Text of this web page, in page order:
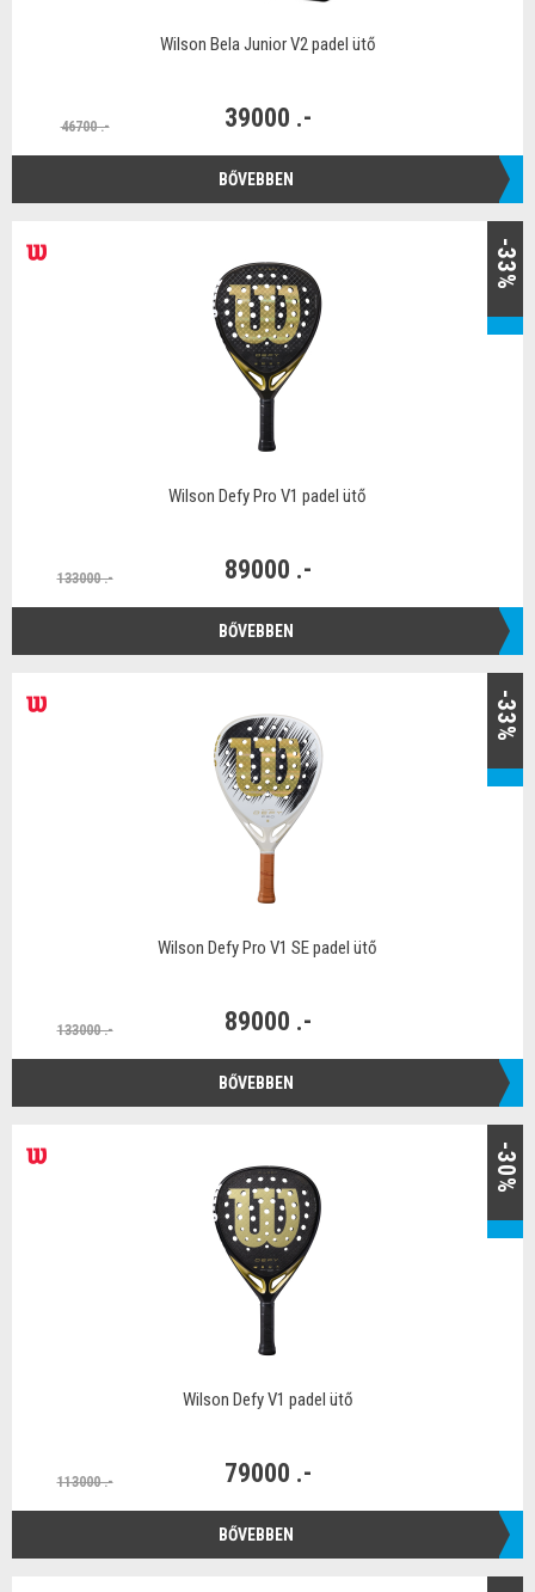
Wilson Bela Junior V2 padel ütő
46700 .- 39000 .-
BŐVEBBEN
-33%
Wilson Defy Pro V1 padel ütő
133000 .- 89000 .-
BŐVEBBEN
-33%
Wilson Defy Pro V1 SE padel ütő
133000 .- 89000 .-
BŐVEBBEN
-30%
Wilson Defy V1 padel ütő
113000 .- 79000 .-
BŐVEBBEN